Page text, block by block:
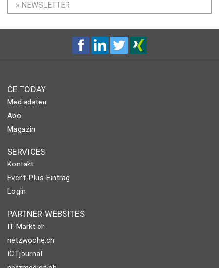
» NEWSLETTER
CE TODAY
Mediadaten
Abo
Magazin
SERVICES
Kontakt
Event-Plus-Eintrag
Login
PARTNER-WEBSITES
IT-Markt.ch
netzwoche.ch
ICTjournal